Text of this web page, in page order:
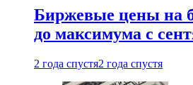
Биржевые цены на
до максимума с
2 года спустя2 года спустя